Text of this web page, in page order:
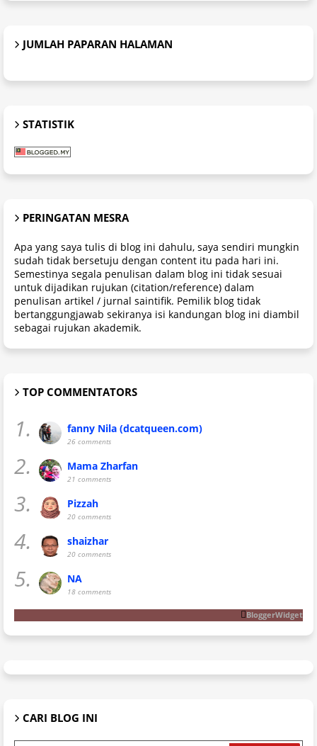
JUMLAH PAPARAN HALAMAN
STATISTIK
PERINGATAN MESRA
Apa yang saya tulis di blog ini dahulu, saya sendiri mungkin
sudah tidak bersetuju dengan content itu pada hari ini.
Semestinya segala penulisan dalam blog ini tidak sesuai
untuk dijadikan rujukan (citation/reference) dalam
penulisan artikel / jurnal saintifik. Pemilik blog tidak
bertanggungjawab sekiranya isi kandungan blog ini diambil
sebagai rujukan akademik.
TOP COMMENTATORS
1. fanny Nila (dcatqueen.com)
26 comments
2. Mama Zharfan
21 comments
3. Pizzah
20 comments
4. shaizhar
20 comments
5. NA
18 comments
BloggerWidget
CARI BLOG INI